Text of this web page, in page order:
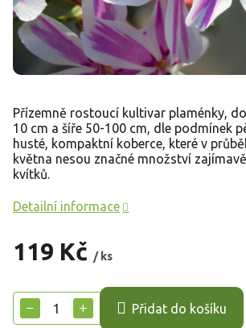
119 Kč / ks
cena:
+
− Přidat do košíku
Přízemně rostoucí kultivar plaménky,
10 cm a šíře 50-100 cm, dle podmínek
husté, kompaktní koberce, které v
května nesou značné množství
kvítků.
Detailní informace